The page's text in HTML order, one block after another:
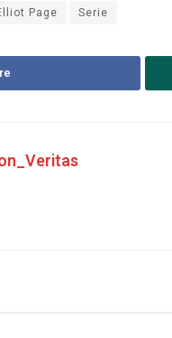
Page Serie